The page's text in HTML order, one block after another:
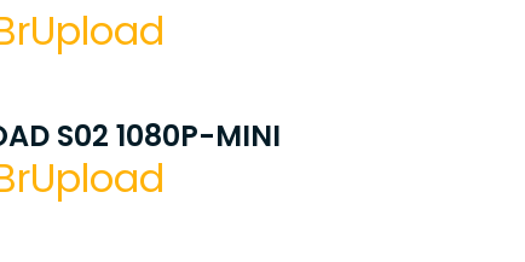
S02 1080P-MINI